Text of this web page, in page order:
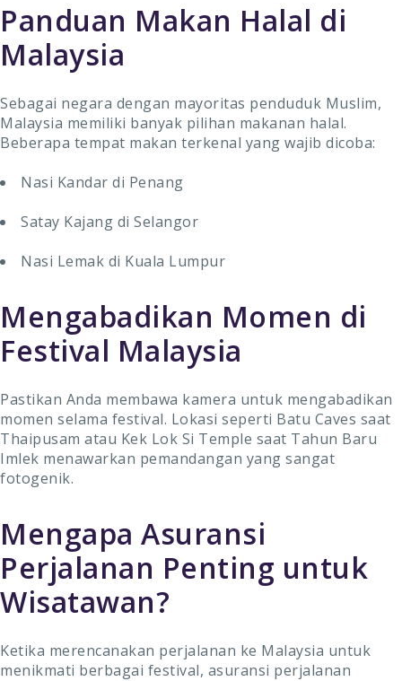
Panduan Makan Halal di
Malaysia
Sebagai negara dengan mayoritas penduduk Muslim,
Malaysia memiliki banyak pilihan makanan halal.
Beberapa tempat makan terkenal yang wajib dicoba:
Nasi Kandar di Penang
Satay Kajang di Selangor
Nasi Lemak di Kuala Lumpur
Mengabadikan Momen di
Festival Malaysia
Pastikan Anda membawa kamera untuk mengabadikan
momen selama festival. Lokasi seperti Batu Caves saat
Thaipusam atau Kek Lok Si Temple saat Tahun Baru
Imlek menawarkan pemandangan yang sangat
fotogenik.
Mengapa Asuransi
Perjalanan Penting untuk
Wisatawan?
Ketika merencanakan perjalanan ke Malaysia untuk
menikmati berbagai festival, asuransi perjalanan